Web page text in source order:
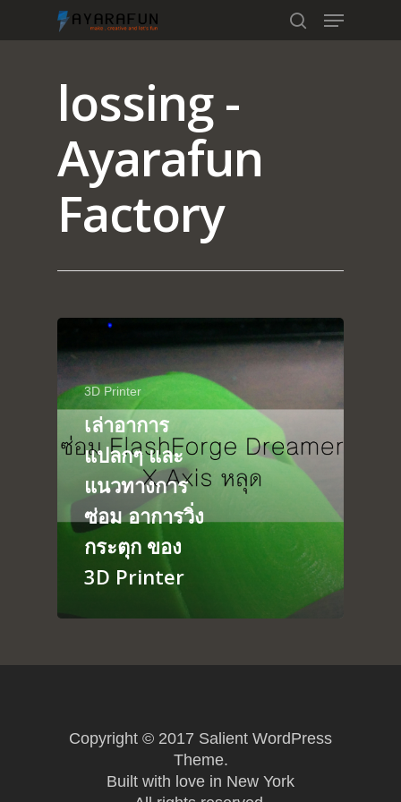
Hit enter to search or ESC to close
lossing -
Ayarafun
Factory
3D Printer
เล่าอาการ
แปลกๆ และ
แนวทางการ
ซ่อม อาการวิ่ง
กระตุก ของ
3D Printer
Copyright © 2017 Salient WordPress
Theme.
Built with love in New York
Home
Portfolio
blog
Arduino
Tutorial
Raspberry pi
Interactive Design
Robotics
MyProject
About
Contact
Summit Your